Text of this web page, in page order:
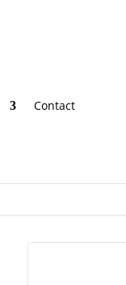
Contact